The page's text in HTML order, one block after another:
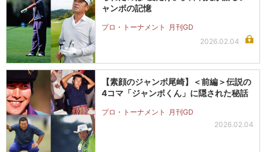
ャンボの記憶
プロ・トーナメント
月刊GD
2026.02.04
【素顔のジャンボ尾崎】＜前編＞伝説の
4コマ「ジャンボくん」に隠された秘話
プロ・トーナメント
月刊GD
2026.02.04